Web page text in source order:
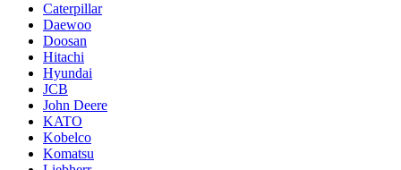
Caterpillar
Daewoo
Doosan
Hitachi
Hyundai
JCB
John Deere
KATO
Kobelco
Komatsu